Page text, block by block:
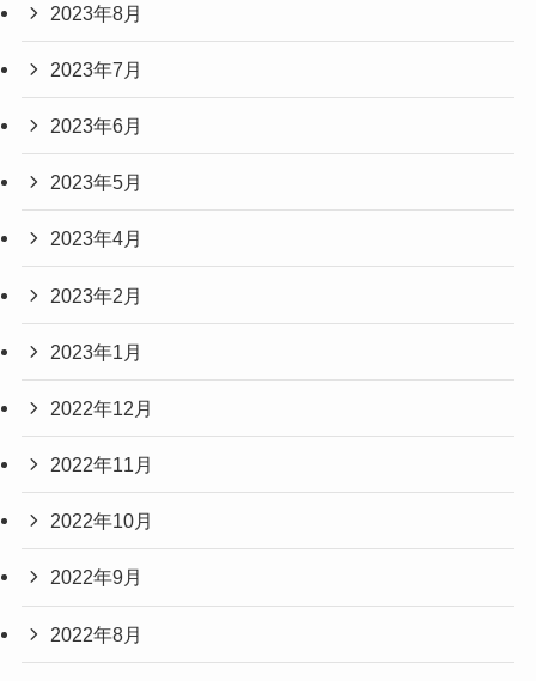
2023年8月
2023年7月
2023年6月
2023年5月
2023年4月
2023年2月
2023年1月
2022年12月
2022年11月
2022年10月
2022年9月
2022年8月